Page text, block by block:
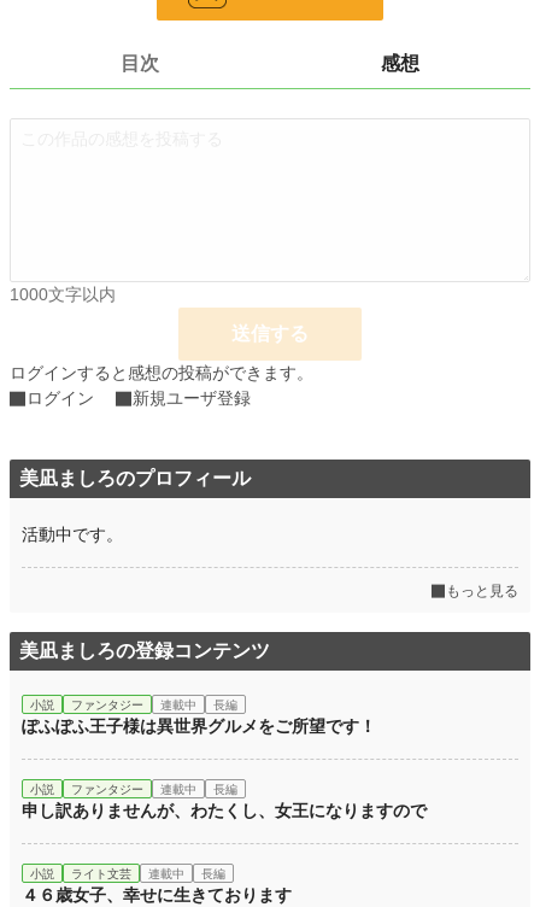
0 pt
12,287 pt (27,657 位)
12,329 pt (88,621 位)
目次 感想
1000文字以内
送信する
ログインすると感想の投稿ができます。
ログイン
新規ユーザ登録
美凪ましろのプロフィール
活動中です。
もっと見る
美凪ましろの登録コンテンツ
小説 ファンタジー 連載中 長編
ぽふぽふ王子様は異世界グルメをご所望です！
小説 ファンタジー 連載中 長編
申し訳ありませんが、わたくし、女王になりますので
小説 ライト文芸 連載中 長編
４６歳女子、幸せに生きております